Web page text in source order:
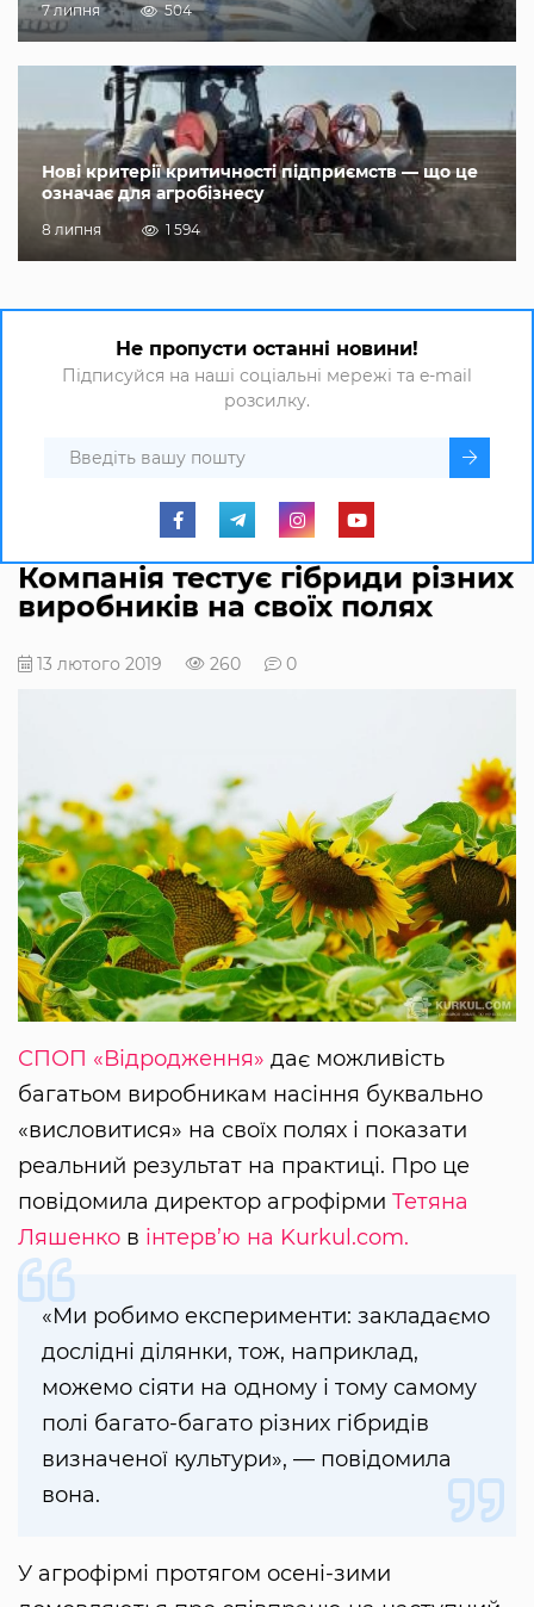
7 липня 504
Нові критерії критичності підприємств — що це
означає для агробізнесу
8 липня 1 594
Не пропусти останні новини!
Підписуйся на наші соціальні мережі та e-mail
розсилку.
Компанія тестує гібриди різних
виробників на своїх полях
13 лютого 2019 260 0
СПОП «Відродження» дає можливість
багатьом виробникам насіння буквально
«висловитися» на своїх полях і показати
реальний результат на практиці. Про це
повідомила директор агрофірми Тетяна
Ляшенко в інтерв’ю на Kurkul.com.
«Ми робимо експерименти: закладаємо
дослідні ділянки, тож, наприклад,
можемо сіяти на одному і тому самому
полі багато-багато різних гібридів
визначеної культури», — повідомила
вона.
У агрофірмі протягом осені-зими